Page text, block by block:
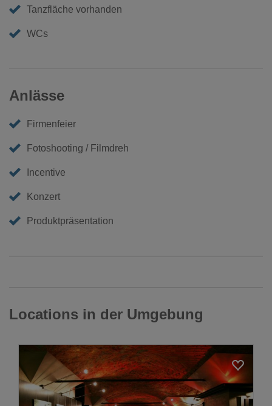
Tanzfläche vorhanden
WCs
Anlässe
Firmenfeier
Fotoshooting / Filmdreh
Incentive
Konzert
Produktpräsentation
Locations in der Umgebung